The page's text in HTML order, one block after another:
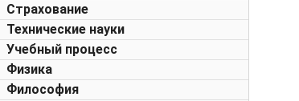
Страхование
Технические науки
Учебный процесс
Физика
Философия